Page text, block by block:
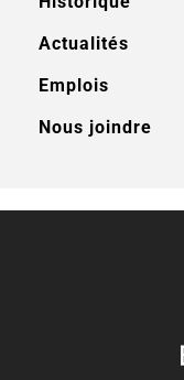
Actualités
Emplois
Nous joindre